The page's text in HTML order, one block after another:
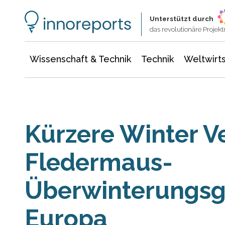
Unterstützt durch
das revolutionäre
Wissenschaft & Technik Technik
Kürzere Winter
Fledermaus-
Europa